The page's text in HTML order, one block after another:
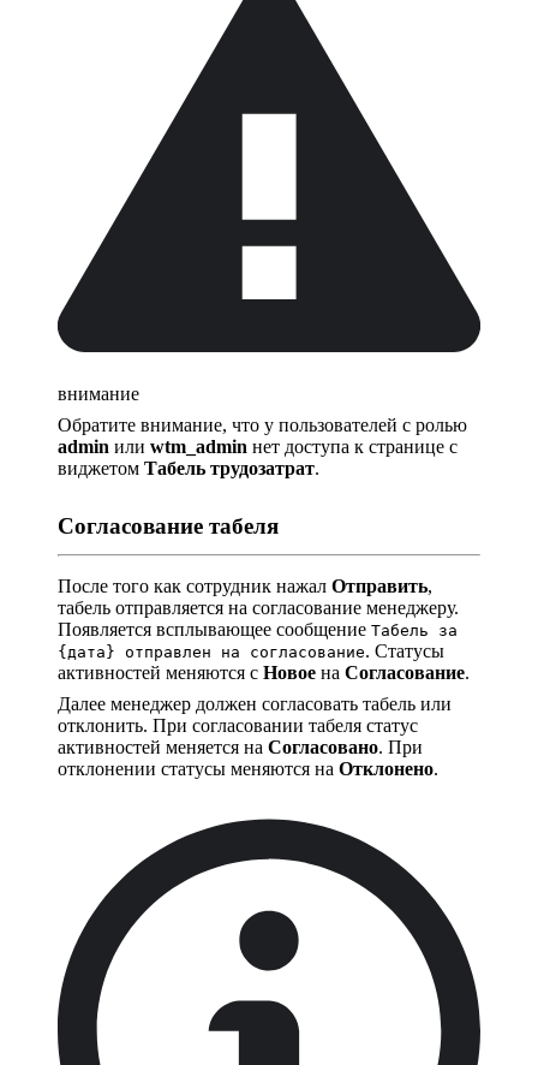
внимание
Обратите внимание, что у пользователей с ролью
admin или wtm_admin нет доступа к странице с
виджетом Табель трудозатрат.
Согласование табеля
После того как сотрудник нажал Отправить,
табель отправляется на согласование менеджеру.
Появляется всплывающее сообщение Табель за
{дата} отправлен на согласование. Статусы
активностей меняются с Новое на Согласование.
Далее менеджер должен согласовать табель или
отклонить. При согласовании табеля статус
активностей меняется на Согласовано. При
отклонении статусы меняются на Отклонено.